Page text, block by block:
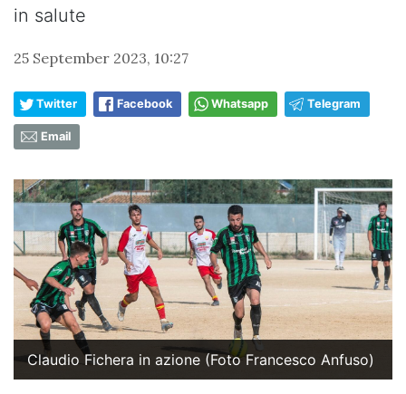
in salute
25 September 2023, 10:27
Twitter Facebook Whatsapp Telegram
Email
Claudio Fichera in azione (Foto Francesco Anfuso)